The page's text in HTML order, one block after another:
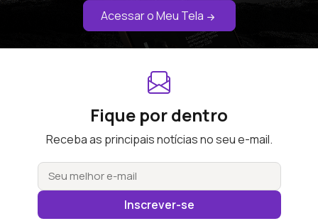
Acessar o Meu Tela
Fique por dentro
Receba as principais notícias no seu e-mail.
Inscrever-se